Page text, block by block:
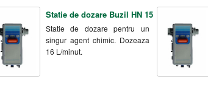
Statie de dozare Buzil HN 15
Statie de dozare pentru un
singur agent chimic. Dozeaza
16 L/minut.